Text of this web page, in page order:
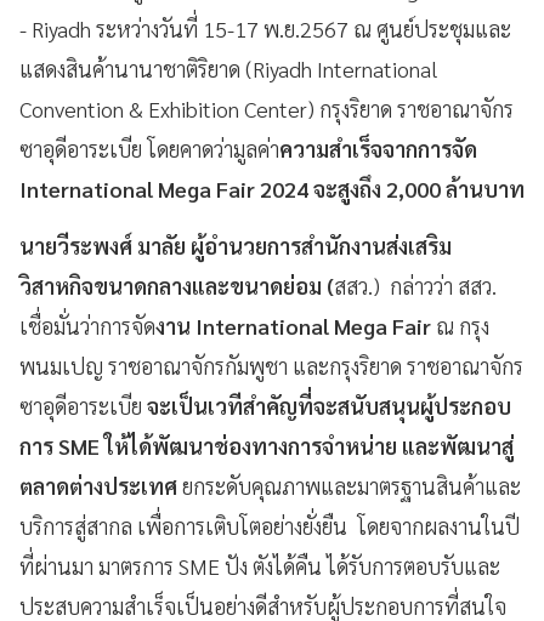
- Riyadh ระหว่างวันที่ 15-17 พ.ย.2567 ณ ศูนย์ประชุมและ
แสดงสินค้านานาชาติริยาด (Riyadh International
Convention & Exhibition Center) กรุงริยาด ราชอาณาจักร
ซาอุดีอาระเบีย โดยคาดว่ามูลค่าความสำเร็จจากการจัด
International Mega Fair 2024 จะสูงถึง 2,000 ล้านบาท
นายวีระพงศ์ มาลัย ผู้อำนวยการสำนักงานส่งเสริม
วิสาหกิจขนาดกลางและขนาดย่อม (สสว.) กล่าวว่า สสว.
เชื่อมั่นว่าการจัดงาน International Mega Fair ณ กรุง
พนมเปญ ราชอาณาจักรกัมพูชา และกรุงริยาด ราชอาณาจักร
ซาอุดีอาระเบีย จะเป็นเวทีสำคัญที่จะสนับสนุนผู้ประกอบ
การ SME ให้ได้พัฒนาช่องทางการจำหน่าย และพัฒนาสู่
ตลาดต่างประเทศยกระดับคุณภาพและมาตรฐานสินค้าและ
บริการสู่สากล เพื่อการเติบโตอย่างยั่งยืน โดยจากผลงานในปี
ที่ผ่านมา มาตรการ SME ปัง ตังได้คืน ได้รับการตอบรับและ
ประสบความสำเร็จเป็นอย่างดีสำหรับผู้ประกอบการที่สนใจ